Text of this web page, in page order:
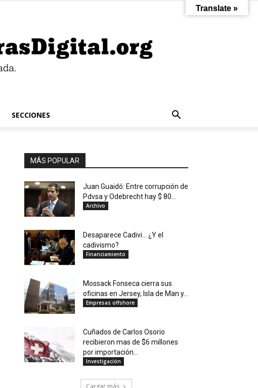
SECCIONES
MÁS POPULAR
Juan Guaidó: Entre corrupción de
Pdvsa y Odebrecht hay $ 80...
Archivo
Desaparece Cadivi… ¿Y el
cadivismo?
Financiamiento
Mossack Fonseca cierra sus
oficinas en Jersey, Isla de Man y...
Empresas offshore
Cuñados de Carlos Osorio
recibieron mas de $6 millones
por importación...
Investigación
Cargar más
Translate »